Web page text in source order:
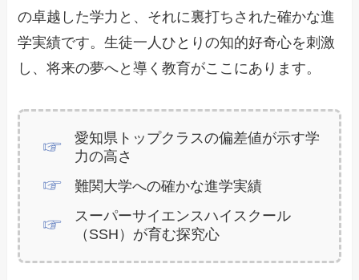
の卓越した学力と、それに裏打ちされた確かな進
学実績です。生徒一人ひとりの知的好奇心を刺激
し、将来の夢へと導く教育がここにあります。
愛知県トップクラスの偏差値が示す学
力の高さ
難関大学への確かな進学実績
スーパーサイエンスハイスクール
（SSH）が育む探究心